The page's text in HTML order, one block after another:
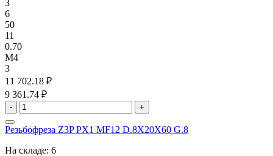
3
6
50
11
0.70
M4
3
11 702.18 ₽
9 361.74 ₽
- +
Резьбофреза Z3P PX1 MF12 D.8X20X60 G.8
На складе: 6